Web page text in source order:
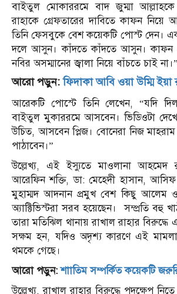
বাইতুল মোকাররমে বাদ জুম্মা আল্লাহকে
রাহাকে গ্রেফতারের দাবিতে কাফন
তিনি ফেসবুকে বেশ কয়েকটি পোস্ট দেন।
দলে আসুন। কাঁদতে কাঁদতে আসুন। কাফন
নবির অসম্মানের জ্বালা নিয়ে বাঁচতে চাই না।”
আরো পড়ুন:ফিদাকা আবি ওয়া উম্মি ইয়া
আরেকটি পোস্টে তিনি লেখেন, “যদি
বাইতুল মুকাররমে আসবেন। ভিডিওটা
উচিত, আসবেন প্লিজ। বোনেরা নিজ
পাঠাবেন।”
উল্লেখ্য, এই ইস্যুতে মাওলানা আহমেদ
আরেফিন শক্তি, ডা: মেহেদী হাসান,
মুহাম্মদ আদনান প্রমুখ বেশ কিছু আলেম
অ্যাক্টিভিস্টরা সরব হয়েছেন। সম্প্রতি
তারা মতিঝিল থানায় রাখাল রাহার
সক্ষম হন, যদিও অদৃশ্য কারণে এই
থমকে গেছে।
আরো পড়ুন:শাাতিম সম্পর্কিত কয়েকটি
উল্লেখ্য, রাখাল রাহার বিরুদ্ধে পদক্ষেপ